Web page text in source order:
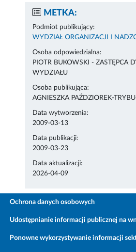
METKA:
Podmiot publikujący:
WYDZIAŁ ORGANIZACJI I
Osoba odpowiedzialna:
PIOTR BUKOWSKI - ZASTĘPCA
WYDZIAŁU
Osoba publikująca:
AGNIESZKA PAŹDZIOREK-
Data wytworzenia:
2009-03-13
Data publikacji:
2009-03-23
Data aktualizacji:
2026-04-09
Ochrona danych osobowych
Udostępnianie informacji publicznej na
Ponowne wykorzystywanie informacji